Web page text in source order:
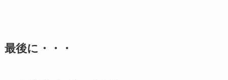
最後に・・・